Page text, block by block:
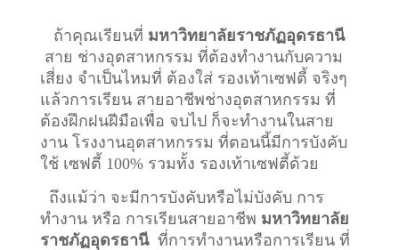
ถ้าคุณเรียนที่ มหาวิทยาลัยราชภัฏอุดรธานี
สาย ช่างอุตสาหกรรม ที่ต้องทำงานกับความ
เสี่ยง จำเป็นไหมที่ ต้องใส่ รองเท้าเซฟตี้ จริงๆ
แล้วการเรียน สายอาชีพช่างอุตสาหกรรม ที่
ต้องฝึกฝนฝีมือเพื่อ จบไป ก็จะทำงานในสาย
งาน โรงงานอุตสาหกรรม ที่ตอนนี้มีการบังคับ
ใช้ เซฟตี้ 100% รวมทั้ง รองเท้าเซฟตี้ด้วย
ถึงแม้ว่า จะมีการบังคับหรือไม่บังคับ การ
ทำงาน หรือ การเรียนสายอาชีพ มหาวิทยาลัย
ราชภัฏอุดรธานีที่การทำงานหรือการเรียน ที่